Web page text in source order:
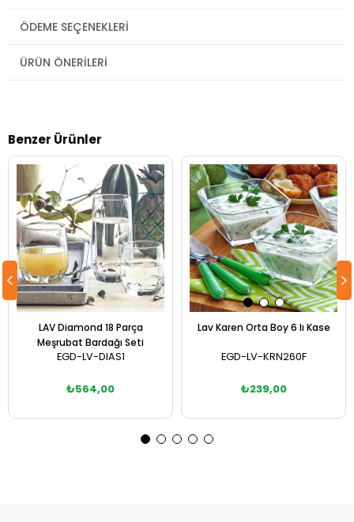
ÖDEME SEÇENEKLERI
ÜRÜN ÖNERILERI
Benzer Ürünler
LAV Diamond 18 Parça
Meşrubat Bardağı Seti
EGD-LV-DIAS1
₺564,00
Lav Karen Orta Boy 6 lı Kase
EGD-LV-KRN260F
₺239,00